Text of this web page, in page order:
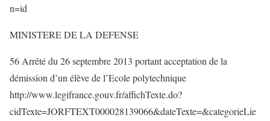
n=id
MINISTERE DE LA DEFENSE
56 Arrêté du 26 septembre 2013 portant acceptation de la
démission d’un élève de l’Ecole polytechnique
http://www.legifrance.gouv.fr/affichTexte.do?
cidTexte=JORFTEXT000028139066&dateTexte=&categorieLie